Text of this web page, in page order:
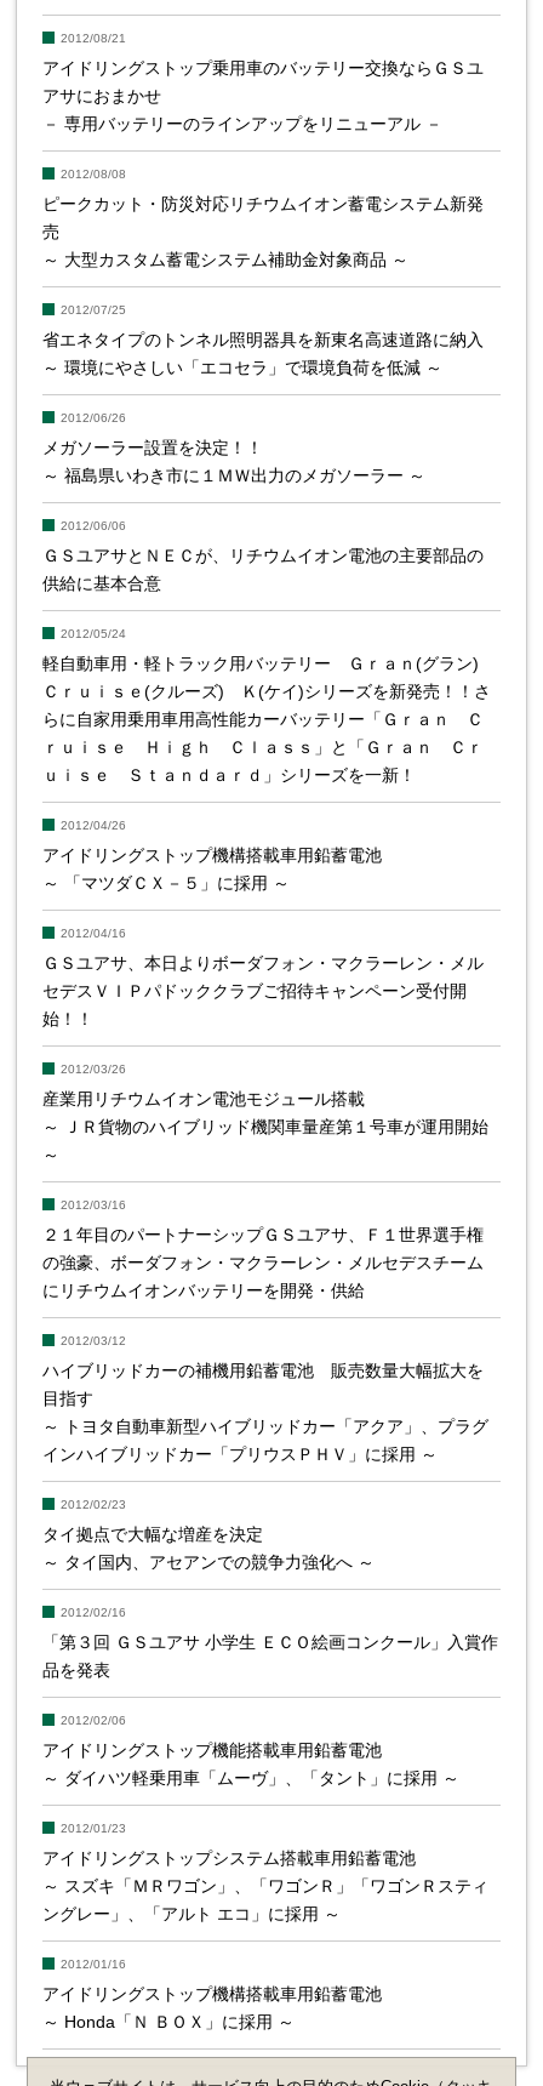
2012/08/21
アイドリングストップ乗用車のバッテリー交換ならＧＳユ
アサにおまかせ
－ 専用バッテリーのラインアップをリニューアル －
2012/08/08
ピークカット・防災対応リチウムイオン蓄電システム新発
売
～ 大型カスタム蓄電システム補助金対象商品 ～
2012/07/25
省エネタイプのトンネル照明器具を新東名高速道路に納入
～ 環境にやさしい「エコセラ」で環境負荷を低減 ～
2012/06/26
メガソーラー設置を決定！！
～ 福島県いわき市に１ＭＷ出力のメガソーラー ～
2012/06/06
ＧＳユアサとＮＥＣが、リチウムイオン電池の主要部品の
供給に基本合意
2012/05/24
軽自動車用・軽トラック用バッテリー Ｇｒａｎ(グラン)
Ｃｒｕｉｓｅ(クルーズ) Ｋ(ケイ)シリーズを新発売！！さ
らに自家用乗用車用高性能カーバッテリー「Ｇｒａｎ Ｃ
ｒｕｉｓｅ Ｈｉｇｈ Ｃｌａｓｓ」と「Ｇｒａｎ Ｃｒ
ｕｉｓｅ Ｓｔａｎｄａｒｄ」シリーズを一新！
2012/04/26
アイドリングストップ機構搭載車用鉛蓄電池
～ 「マツダＣＸ－５」に採用 ～
2012/04/16
ＧＳユアサ、本日よりボーダフォン・マクラーレン・メル
セデスＶＩＰパドッククラブご招待キャンペーン受付開
始！！
2012/03/26
産業用リチウムイオン電池モジュール搭載
～ ＪＲ貨物のハイブリッド機関車量産第１号車が運用開始
～
2012/03/16
２１年目のパートナーシップＧＳユアサ、Ｆ１世界選手権
の強豪、ボーダフォン・マクラーレン・メルセデスチーム
にリチウムイオンバッテリーを開発・供給
2012/03/12
ハイブリッドカーの補機用鉛蓄電池 販売数量大幅拡大を
目指す
～ トヨタ自動車新型ハイブリッドカー「アクア」、プラグ
インハイブリッドカー「プリウスＰＨＶ」に採用 ～
2012/02/23
タイ拠点で大幅な増産を決定
～ タイ国内、アセアンでの競争力強化へ ～
2012/02/16
「第３回 ＧＳユアサ 小学生 ＥＣＯ絵画コンクール」入賞作
品を発表
2012/02/06
アイドリングストップ機能搭載車用鉛蓄電池
～ ダイハツ軽乗用車「ムーヴ」、「タント」に採用 ～
2012/01/23
アイドリングストップシステム搭載車用鉛蓄電池
～ スズキ「ＭＲワゴン」、「ワゴンＲ」「ワゴンＲスティ
ングレー」、「アルト エコ」に採用 ～
2012/01/16
アイドリングストップ機構搭載車用鉛蓄電池
～ Honda「Ｎ ＢＯＸ」に採用 ～